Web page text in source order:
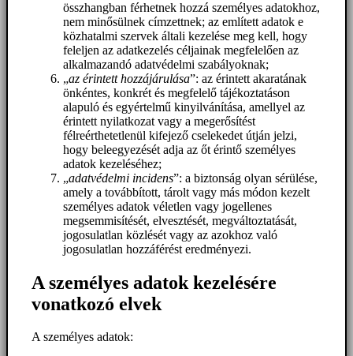
összhangban férhetnek hozzá személyes adatokhoz,
nem minősülnek címzettnek; az említett adatok e
közhatalmi szervek általi kezelése meg kell, hogy
feleljen az adatkezelés céljainak megfelelően az
alkalmazandó adatvédelmi szabályoknak;
„az érintett hozzájárulása”: az érintett akaratának
önkéntes, konkrét és megfelelő tájékoztatáson
alapuló és egyértelmű kinyilvánítása, amellyel az
érintett nyilatkozat vagy a megerősítést
félreérthetetlenül kifejező cselekedet útján jelzi,
hogy beleegyezését adja az őt érintő személyes
adatok kezeléséhez;
„adatvédelmi incidens”: a biztonság olyan sérülése,
amely a továbbított, tárolt vagy más módon kezelt
személyes adatok véletlen vagy jogellenes
megsemmisítését, elvesztését, megváltoztatását,
jogosulatlan közlését vagy az azokhoz való
jogosulatlan hozzáférést eredményezi.
A személyes adatok kezelésére
vonatkozó elvek
A személyes adatok: